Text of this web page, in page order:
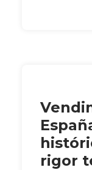
rigor